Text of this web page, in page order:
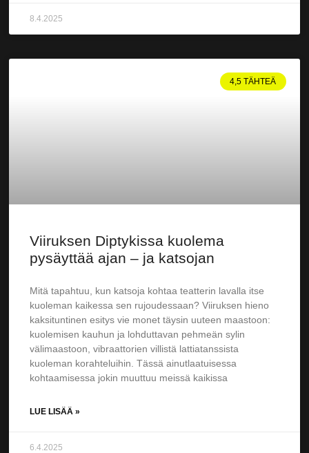
8.4.2025
4,5 TÄHTEÄ
Viiruksen Diptykissa kuolema
pysäyttää ajan – ja katsojan
Mitä tapahtuu, kun katsoja kohtaa teatterin lavalla itse
kuoleman kaikessa sen rujoudessaan? Viiruksen hieno
kaksituntinen esitys vie monet täysin uuteen maastoon:
kuolemisen kauhun ja lohduttavan pehmeän sylin
välimaastoon, vibraattorien villistä lattiatanssista
kuoleman korahteluihin. Tässä ainutlaatuisessa
kohtaamisessa jokin muuttuu meissä kaikissa
LUE LISÄÄ »
6.4.2025